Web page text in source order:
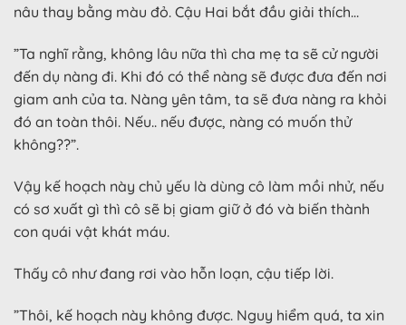
nâu thay bằng màu đỏ. Cậu Hai bắt đầu giải thích…
”Ta nghĩ rằng, không lâu nữa thì cha mẹ ta sẽ cử người
đến dụ nàng đi. Khi đó có thể nàng sẽ được đưa đến nơi
giam anh của ta. Nàng yên tâm, ta sẽ đưa nàng ra khỏi
đó an toàn thôi. Nếu.. nếu được, nàng có muốn thử
không??”.
Vậy kế hoạch này chủ yếu là dùng cô làm mồi nhử, nếu
có sơ xuất gì thì cô sẽ bị giam giữ ở đó và biến thành
con quái vật khát máu.
Thấy cô như đang rơi vào hỗn loạn, cậu tiếp lời.
”Thôi, kế hoạch này không được. Nguy hiểm quá, ta xin